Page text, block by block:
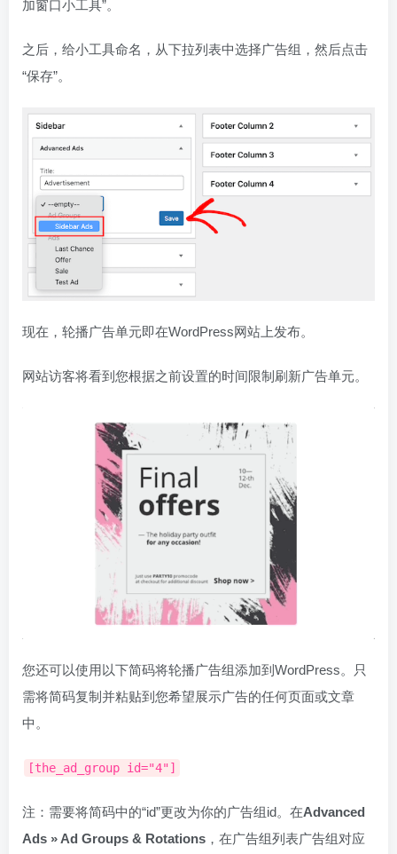
加窗口小工具”。
之后，给小工具命名，从下拉列表中选择广告组，然后点击
“保存”。
现在，轮播广告单元即在WordPress网站上发布。
网站访客将看到您根据之前设置的时间限制刷新广告单元。
您还可以使用以下简码将轮播广告组添加到WordPress。只
需将简码复制并粘贴到您希望展示广告的任何页面或文章
中。
[the_ad_group id="4"]
注：需要将简码中的“id”更改为你的广告组id。在Advanced
Ads » Ad Groups & Rotations ，在广告组列表广告组对应